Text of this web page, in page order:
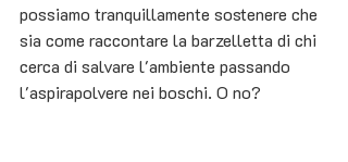
possiamo tranquillamente sostenere che
sia come raccontare la barzelletta di chi
cerca di salvare l'ambiente passando
l'aspirapolvere nei boschi. O no?